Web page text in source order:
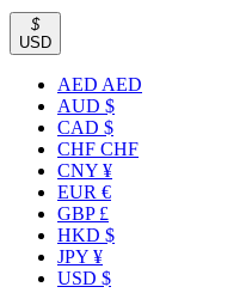
$
USD
AED AED
AUD $
CAD $
CHF CHF
CNY ¥
EUR €
GBP £
HKD $
JPY ¥
USD $